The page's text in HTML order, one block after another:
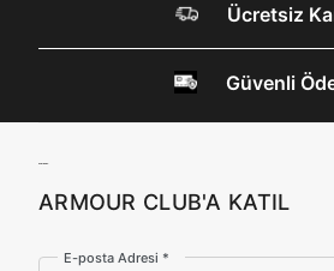
Birleşik Krallık
Ücretsiz
Güvenli
ARMOUR CLUB'A KATIL
E-posta Adresi *